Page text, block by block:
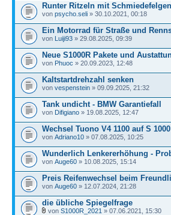
Runter Ritzeln mit
von psycho.seli » 30.10.2021, 00:18
Ein Motorrad für Straße und
von Luiji93 » 29.08.2025, 09:39
Neue S1000R Pakete und
von Phuoc » 20.09.2023, 12:48
Kaltstartdrehzahl senken
von vespenstein » 09.09.2025, 21:32
Tank undicht - BMW Garantiefall
von Difigiano » 19.08.2025, 12:47
Wechsel Tuono V4 1100 auf S
von Adriano10 » 07.08.2025, 10:25
Wunderlich Lenkererhöhung -
von Auge60 » 10.08.2025, 15:14
Preis Reifenwechsel beim
von Auge60 » 12.07.2024, 21:28
die übliche Spiegelfrage
von S1000R_2021 » 07.06.2021, 15:30